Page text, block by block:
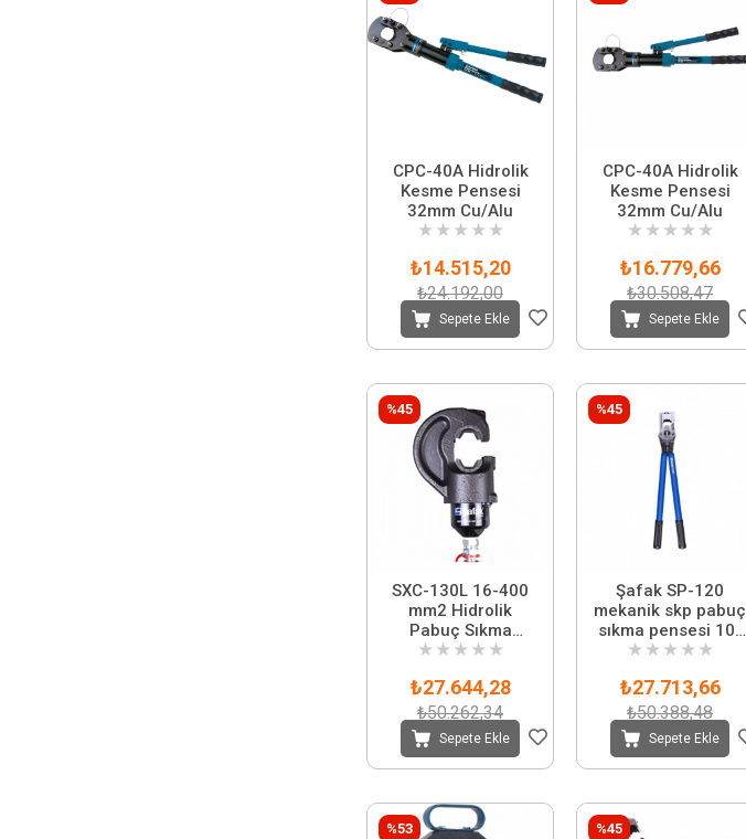
CPC-40A Hidrolik
Kesme Pensesi
32mm Cu/Alu
★ ★ ★ ★ ★
₺14.515,20
₺24.192,00
Sepete Ekle
CPC-40A Hidrolik
Kesme Pensesi
32mm Cu/Alu
★ ★ ★ ★ ★
₺16.779,66
₺30.508,47
Sepete Ekle
SXC-130L 16-400
mm2 Hidrolik
Pabuç Sıkma
Başlığı
★ ★ ★ ★ ★
₺27.644,28
₺50.262,34
Sepete Ekle
%45
Şafak SP-120
mekanik skp pabuç
sıkma pensesi 10-
120 mm
★ ★ ★ ★ ★
₺27.713,66
₺50.388,48
Sepete Ekle
%45
%53 %45